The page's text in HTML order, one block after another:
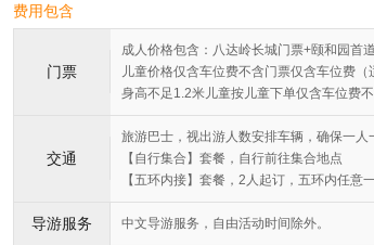
费用包含
门票
成人价格包含：八达岭长城门票+颐和园首
儿童价格仅含车位费不含门票仅含车位费（
身高不足1.2米儿童按儿童下单仅含车位费
交通
旅游巴士，视出游人数安排车辆，确保一人
【自行集合】套餐，自行前往集合地点
【五环内接】套餐，2人起订，五环内任意
导游服务 中文导游服务，自由活动时间除外。